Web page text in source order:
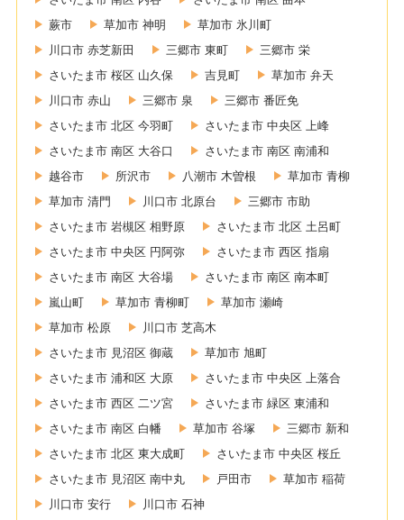
蕨市
草加市 神明
草加市 氷川町
川口市 赤芝新田
三郷市 東町
三郷市 栄
さいたま市 桜区 山久保
吉見町
草加市 弁天
川口市 赤山
三郷市 泉
三郷市 番匠免
さいたま市 北区 今羽町
さいたま市 中央区 上峰
さいたま市 南区 大谷口
さいたま市 南区 南浦和
越谷市
所沢市 八潮市 木曽根
草加市 青柳
草加市 清門
川口市 北原台
三郷市 市助
さいたま市 岩槻区 相野原
さいたま市 北区 土呂町
さいたま市 中央区 円阿弥
さいたま市 西区 指扇
さいたま市 南区 大谷場
さいたま市 南区 南本町
嵐山町
草加市 青柳町
草加市 瀬崎
草加市 松原
川口市 芝高木
さいたま市 見沼区 御蔵
草加市 旭町
さいたま市 浦和区 大原
さいたま市 中央区 上落合
さいたま市 西区 二ツ宮
さいたま市 緑区 東浦和
さいたま市 南区 白幡
草加市 谷塚
三郷市 新和
さいたま市 北区 東大成町
さいたま市 中央区 桜丘
さいたま市 見沼区 南中丸
戸田市
草加市 稲荷
川口市 安行
川口市 石神